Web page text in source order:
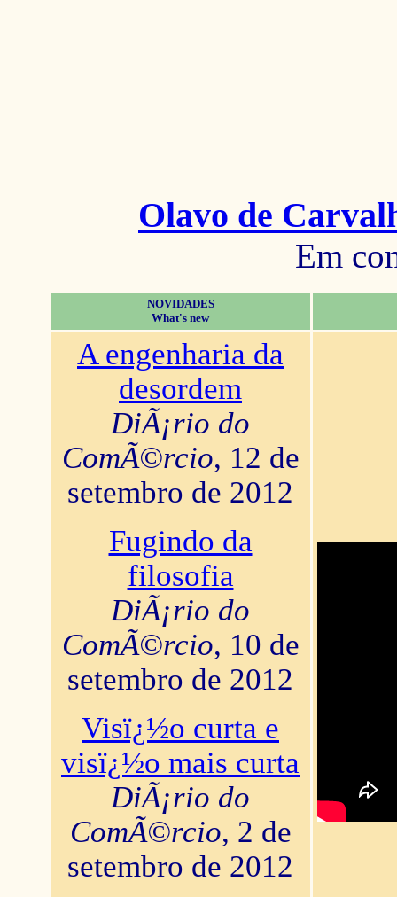
Olavo de
Em
NOVIDADES
What's new
A engenharia da
desordem
DiÃ¡rio do
ComÃ©rcio, 12 de
setembro de 2012
Fugindo da
filosofia
DiÃ¡rio do
ComÃ©rcio, 10 de
setembro de 2012
Visï¿½o curta e
visï¿½o mais curta
DiÃ¡rio do
ComÃ©rcio, 2 de
setembro de 2012